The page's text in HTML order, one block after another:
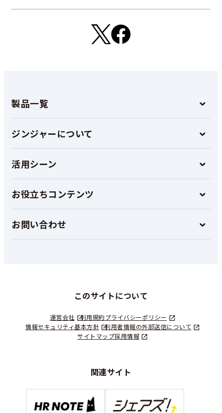
製品一覧
ジンジャーについて
活用シーン
お役立ちコンテンツ
お問い合わせ
このサイトについて
運営会社 利用規約プライバシーポリシー
情報セキュリティ基本方針
利用者情報の外部送信について
サイトマップ採用情報
関連サイト